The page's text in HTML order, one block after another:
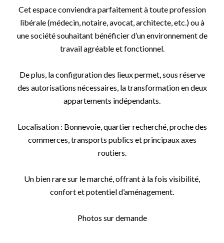
Cet espace conviendra parfaitement à toute profession
libérale (médecin, notaire, avocat, architecte, etc.) ou à
une société souhaitant bénéficier d’un environnement de
travail agréable et fonctionnel.
De plus, la configuration des lieux permet, sous réserve
des autorisations nécessaires, la transformation en deux
appartements indépendants.
Localisation : Bonnevoie, quartier recherché, proche des
commerces, transports publics et principaux axes
routiers.
Un bien rare sur le marché, offrant à la fois visibilité,
confort et potentiel d’aménagement.
Photos sur demande